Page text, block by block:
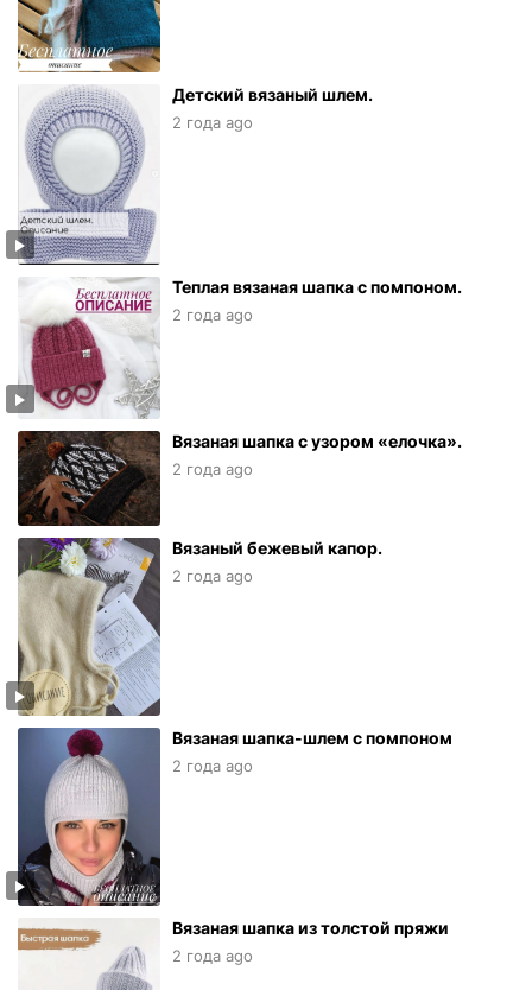
Детский вязаный шлем.
2 года ago
Теплая вязаная шапка с помпоном.
2 года ago
Вязаная шапка с узором «елочка».
2 года ago
Вязаный бежевый капор.
2 года ago
Вязаная шапка-шлем с помпоном
2 года ago
Вязаная шапка из толстой пряжи
2 года ago